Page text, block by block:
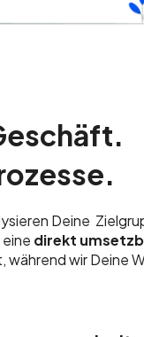
Deine
direkt
während wir Deine